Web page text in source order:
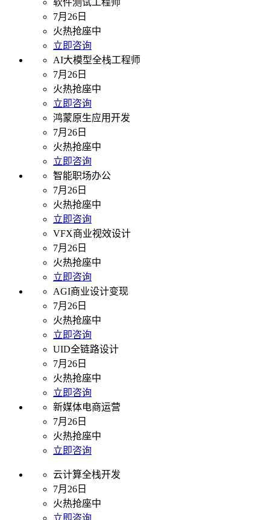
软件测试工程师
7月26日
火热抢座中
立即咨询
AI大模型全栈工程师
7月26日
火热抢座中
立即咨询
鸿蒙原生应用开发
7月26日
火热抢座中
立即咨询
智能职场办公
7月26日
火热抢座中
立即咨询
VFX商业视效设计
7月26日
火热抢座中
立即咨询
AGI商业设计变现
7月26日
火热抢座中
立即咨询
UID全链路设计
7月26日
火热抢座中
立即咨询
新媒体电商运营
7月26日
火热抢座中
立即咨询
云计算全栈开发
7月26日
火热抢座中
立即咨询